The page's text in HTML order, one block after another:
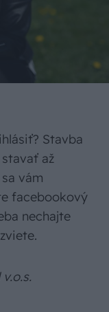
Stavba
až
vám
facebookový
nechajte